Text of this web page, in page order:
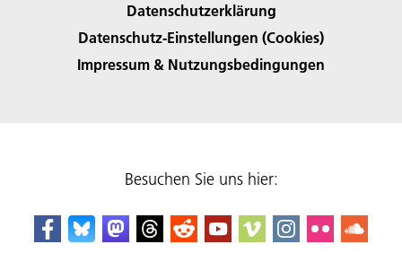
Datenschutzerklärung
Datenschutz-Einstellungen (Cookies)
Impressum & Nutzungsbedingungen
Besuchen Sie uns hier: